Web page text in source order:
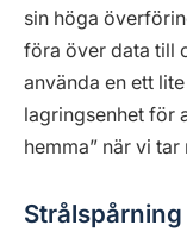
sin höga
föra över data till
använda en ett
lagringsenhet för
hemma” när vi
Strålspårning